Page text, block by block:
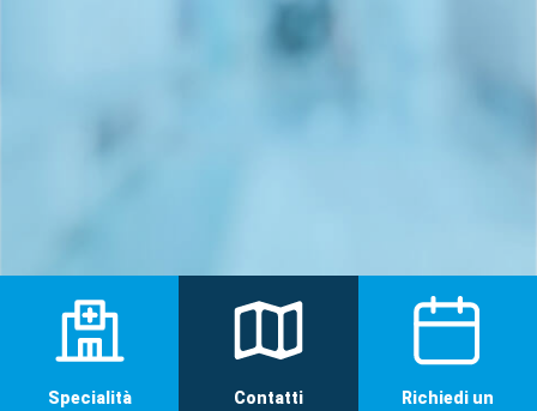
Specialità Contatti
Richiedi un